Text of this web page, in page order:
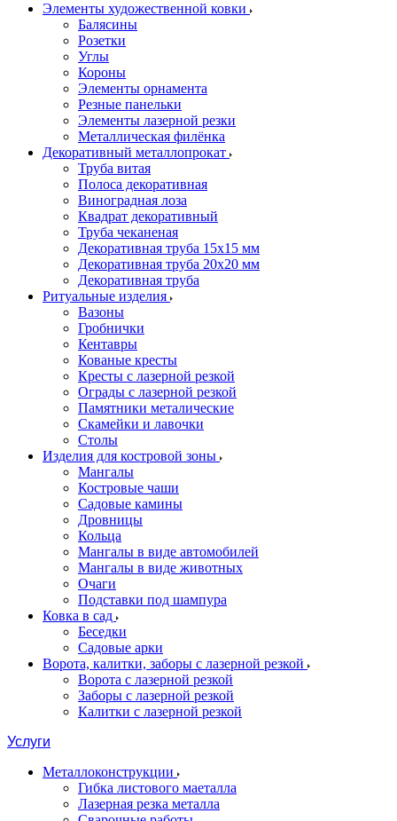
Элементы художественной ковки
Балясины
Розетки
Углы
Короны
Элементы орнамента
Резные панельки
Элементы лазерной резки
Металлическая филёнка
Декоративный металлопрокат
Труба витая
Полоса декоративная
Виноградная лоза
Квадрат декоративный
Труба чеканеная
Декоративная труба 15х15 мм
Декоративная труба 20х20 мм
Декоративная труба
Ритуальные изделия
Вазоны
Гробнички
Кентавры
Кованые кресты
Кресты с лазерной резкой
Ограды с лазерной резкой
Памятники металические
Скамейки и лавочки
Столы
Изделия для костровой зоны
Мангалы
Костровые чаши
Садовые камины
Дровницы
Кольца
Мангалы в виде автомобилей
Мангалы в виде животных
Очаги
Подставки под шампура
Ковка в сад
Беседки
Садовые арки
Ворота, калитки, заборы с лазерной резкой
Ворота с лазерной резкой
Заборы с лазерной резкой
Калитки с лазерной резкой
Услуги
Металлоконструкции
Гибка листового маеталла
Лазерная резка металла